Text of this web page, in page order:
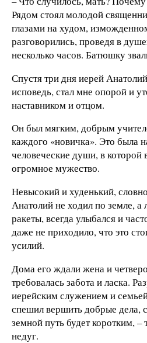
Рядом стоял молодой
глазами на худом,
разговорились, проведя в
несколько часов. Батюшку
Спустя три дня иерей
исповедь, стал мне опорой и
наставником и отцом.
Он был мягким, добрым
каждого «новичка». Это была
человеческие души, в которой
огромное мужество.
Невысокий и худенький,
Анатолий не ходил по земле, а
ракеты, всегда улыбался и
даже не приходило, что это
усилий.
Дома его ждали жена и
требовалась забота и ласка.
иерейским служением и
спешил вершить добрые дела,
земной путь будет коротким, –
недуг.